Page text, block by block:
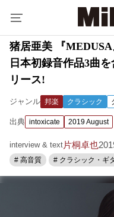
猪居亜美 『MEDUSA
日本初録音作品3曲
リース!
ジャンル 邦楽 クラシック
出典 intoxicate 2019 August
interview & text 片桐卓也
# 高音質 # クラシック・ギ